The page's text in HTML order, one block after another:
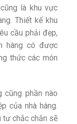
là khu vực
Thiết kế khu
cầu phải đẹp,
hàng có được
thức các món
cũng phần nào
của nhà hàng.
tư chắc chắn sẽ